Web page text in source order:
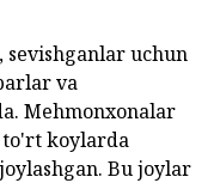
uchun
va
Mehmonxonalar
koylarda
Bu joylar